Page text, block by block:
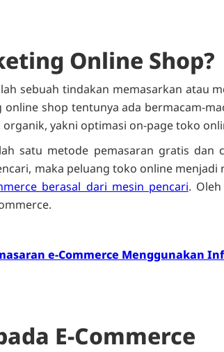
Online Shop?
sebuah tindakan memasarkan atau
shop tentunya ada bermacam-
yakni optimasi on-page toko
satu metode pemasaran gratis
maka peluang toko online menjadi
berasal dari mesin pencari.
e-Commerce Menggunakan
E-Commerce